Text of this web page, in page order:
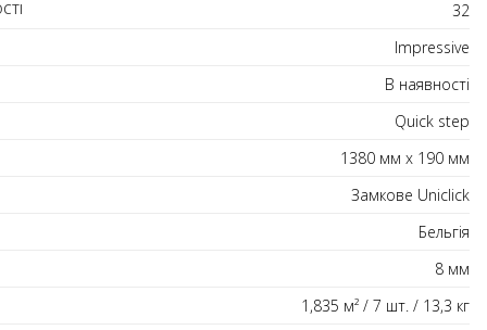
32
Impressive
В наявності
Quick step
1380 мм х 190 мм
Замкове Uniclick
Бельгія
8 мм
1,835 м² / 7 шт. / 13,3 кг